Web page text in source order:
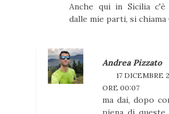
Anche qui in Sicilia
dalle mie parti, si chiama
Andrea Pizzato
17 DICEMBRE
ORE 00:07
ma dai, dopo